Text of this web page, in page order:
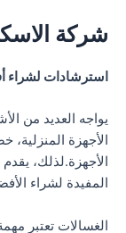
شركة
استرشادات لشراء
يواجه العديد من
الأجهزة
الأجهزة.لذلك،
المفيدة لشراء
الغسالات تعتبر